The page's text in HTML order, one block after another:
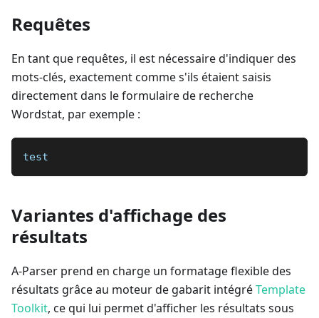
Requêtes
En tant que requêtes, il est nécessaire d'indiquer des
mots-clés, exactement comme s'ils étaient saisis
directement dans le formulaire de recherche
Wordstat, par exemple :
test
Variantes d'affichage des
résultats
A-Parser prend en charge un formatage flexible des
résultats grâce au moteur de gabarit intégréTemplate
Toolkit, ce qui lui permet d'afficher les résultats sous